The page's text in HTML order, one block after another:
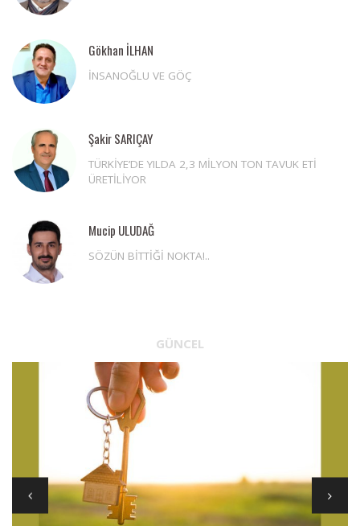
Gökhan İLHAN
İNSANOĞLU VE GÖÇ
Şakir SARIÇAY
TÜRKİYE’DE YILDA 2,3 MİLYON TON TAVUK ETİ
ÜRETİLİYOR
Mucip ULUDAĞ
SÖZÜN BİTTİĞİ NOKTA!..
GÜNCEL